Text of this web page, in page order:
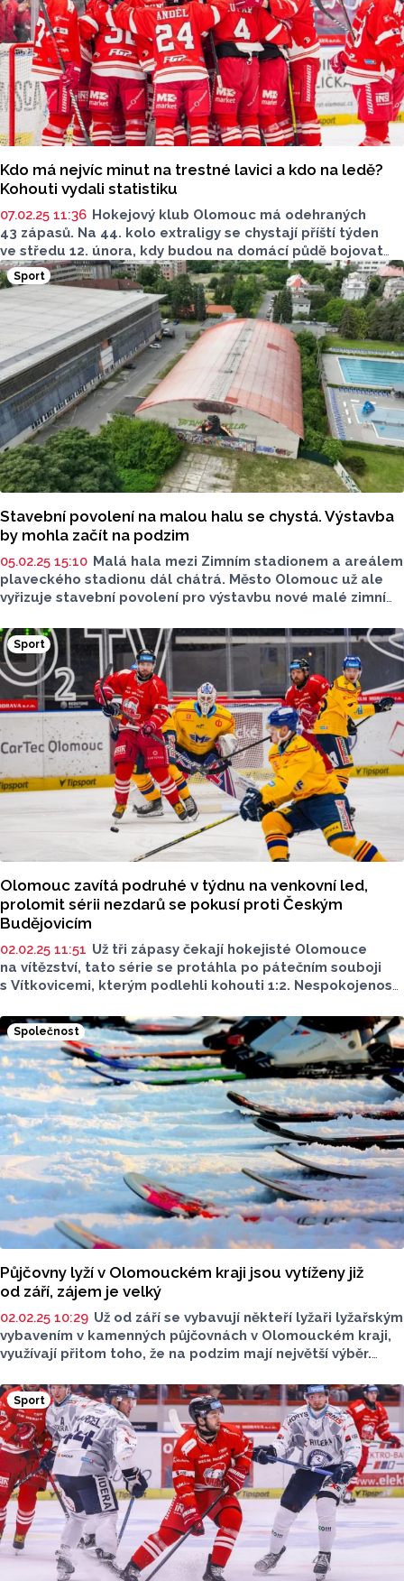
Kdo má nejvíc minut na trestné lavici a kdo na ledě?
Kohouti vydali statistiku
07.02.25 11:36 Hokejový klub Olomouc má odehraných
43 zápasů. Na 44. kolo extraligy se chystají příští týden
ve středu 12. února, kdy budou na domácí půdě bojovat
proti Kometě Brno. Momentálně se Olomouc nachází
na 11. místě. V extraligové tabulce jsou za týmem Bílí
Tygři Liberec a před Kladnem.
Sport
Stavební povolení na malou halu se chystá. Výstavba
by mohla začít na podzim
05.02.25 15:10 Malá hala mezi Zimním stadionem a areálem
plaveckého stadionu dál chátrá. Město Olomouc už ale
vyřizuje stavební povolení pro výstavbu nové malé zimní
vyřízené v první polovině roku 2025, a tak by stavba další
ledové plochy mohla začít na podzim.
Sport
Olomouc zavítá podruhé v týdnu na venkovní led,
prolomit sérii nezdarů se pokusí proti Českým
Budějovicím
02.02.25 11:51 Už tři zápasy čekají hokejisté Olomouce
na vítězství, tato série se protáhla po pátečním souboji
s Vítkovicemi, kterým podlehli kohouti 1:2. Nespokojenost
dostal v tabulce na 9. místo a v případě dalších nezdarů
může jít ještě níž. České Budějovice jsme v předchozím
venkovním utkání neporazili, deuhý pokus započne od 17
hodin v Budvar aréně.
Společnost
Půjčovny lyží v Olomouckém kraji jsou vytíženy již
od září, zájem je velký
02.02.25 10:29 Už od září se vybavují někteří lyžaři lyžařským
vybavením v kamenných půjčovnách v Olomouckém kraji,
využívají přitom toho, že na podzim mají největší výběr.
však také běžky a skialpy, zjistila ČTK. Podle pracovnice
olomouckého Skimaxu, který se řadí mezi největší
půjčovny lyžařského vybavení na Moravě, si zákazníci
častěji připlácí i za výbavu vyšší třídy. Lyže si přitom lidé
nejčastěji půjčují na celou sezonu, finančně je to
výhodnější než krátkodobé zápůjčky.
Sport